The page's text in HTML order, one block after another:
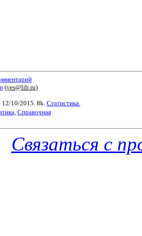
(yes@lib.ru)
12/10/2015. 8k. Статистика.
, Справочная
Связаться с